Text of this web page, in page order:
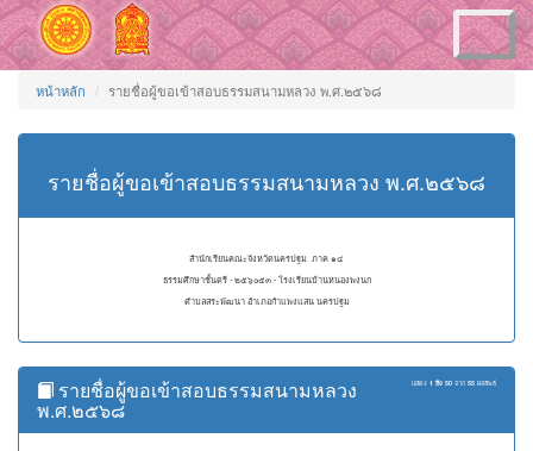
Toggle
navigation
หน้าหลัก รายชื่อผู้ขอเข้าสอบธรรมสนามหลวง พ.ศ.๒๕๖๘
รายชื่อผู้ขอเข้าสอบธรรมสนามหลวง พ.ศ.๒๕๖๘
สำนักเรียนคณะจังหวัดนครปฐม ภาค ๑๔
ธรรมศึกษาชั้นตรี - ๒๕๖๐๕๓ - โรงเรียนบ้านหนองพงนก
ตำบลสระพัฒนา อำเภอกำแพงแสน นครปฐม
แสดง 1 ถึง 50 จาก 55 ผลลัพธ์
รายชื่อผู้ขอเข้าสอบธรรมสนามหลวง
พ.ศ.๒๕๖๘